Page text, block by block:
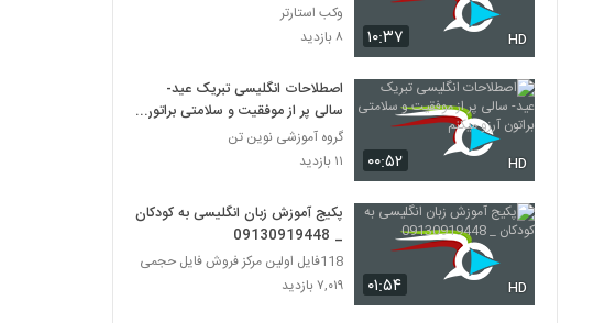
۱۰:۳۷ HD
وکب استارتر
۸ بازدید
۰۰:۵۲ HD
اصطلاحات انگلیسی تبریک عید-
سالی پر از موفقیت و سلامتی براتون
آرزو میکنم
گروه آموزشی نوین تن
۱۱ بازدید
۰۱:۵۴ HD
پکیج آموزش زبان انگلیسی به کودکان
_ 09130919448
118فایل اولین مرکز فروش فایل حجمی
۷,۰۱۹ بازدید